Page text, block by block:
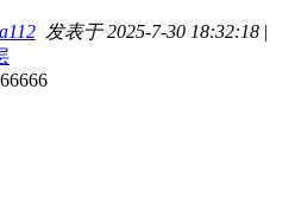
发表于 2025-7-30 18:32:18 |